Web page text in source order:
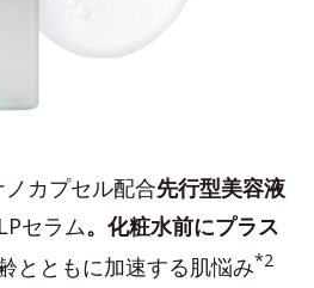
ノカプセル配合先行型美容液
セラム。化粧水前にプラス
とともに加速する肌悩み*2